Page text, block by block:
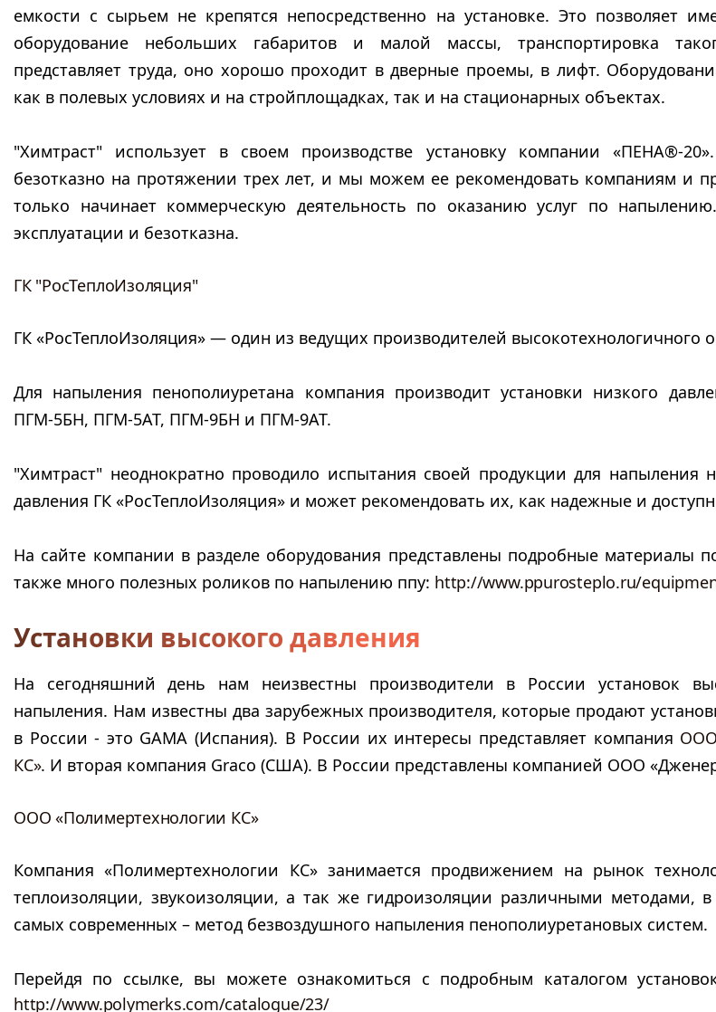
емкости с сырьем не крепятся непосредственно на установке. Это позволяет
оборудование небольших габаритов и малой массы, транспортировка
представляет труда, оно хорошо проходит в дверные проемы, в лифт.
как в полевых условиях и на стройплощадках, так и на стационарных объектах.
"Химтраст" использует в своем производстве установку компании «ПЕНА®-
безотказно на протяжении трех лет, и мы можем ее рекомендовать компаниям и
только начинает коммерческую деятельность по оказанию услуг по
эксплуатации и безотказна.
ГК "РосТеплоИзоляция"
ГК «РосТеплоИзоляция» — один из ведущих производителей высокотехнологичного
Для напыления пенополиуретана компания производит установки низкого
ПГМ-5БН, ПГМ-5АТ, ПГМ-9БН и ПГМ-9АТ.
"Химтраст" неоднократно проводило испытания своей продукции для напыления
давления ГК «РосТеплоИзоляция» и может рекомендовать их, как надежные и
На сайте компании в разделе оборудования представлены подробные материалы
также много полезных роликов по напылению ппу: http://www.ppurosteplo.ru/
Установки высокого давления
На сегодняшний день нам неизвестны производители в России установок
напыления. Нам известны два зарубежных производителя, которые продают
в России - это GAMA (Испания). В России их интересы представляет компания ООО
КС». И вторая компания Graco (США). В России представлены компанией ООО
ООО «Полимертехнологии КС»
Компания «Полимертехнологии КС» занимается продвижением на рынок
теплоизоляции, звукоизоляции, а так же гидроизоляции различными методами,
самых современных – метод безвоздушного напыления пенополиуретановых систем.
Перейдя по ссылке, вы можете ознакомиться с подробным каталогом
http://www.polymerks.com/catalogue/23/